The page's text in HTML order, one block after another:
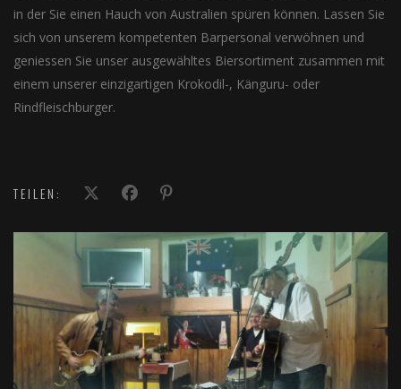
in der Sie einen Hauch von Australien spüren können. Lassen Sie
sich von unserem kompetenten Barpersonal verwöhnen und
geniessen Sie unser ausgewähltes Biersortiment zusammen mit
einem unserer einzigartigen Krokodil-, Känguru- oder
Rindfleischburger.
TEILEN: